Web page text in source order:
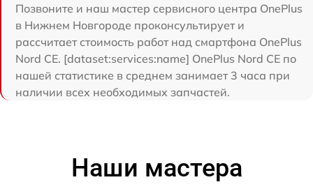
Позвоните и наш мастер сервисного центра OnePlus
в Нижнем Новгороде проконсультирует и
рассчитает стоимость работ над смартфона OnePlus
Nord CE. [dataset:services:name] OnePlus Nord CE по
нашей статистике в среднем занимает 3 часа при
наличии всех необходимых запчастей.
Наши мастера